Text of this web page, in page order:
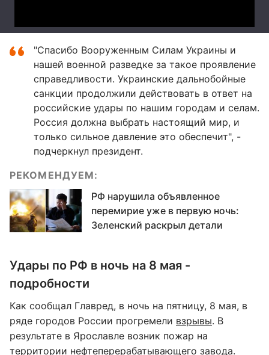
"Спасибо Вооруженным Силам Украины и
нашей военной разведке за такое проявление
справедливости. Украинские дальнобойные
санкции продолжили действовать в ответ на
российские удары по нашим городам и селам.
Россия должна выбрать настоящий мир, и
только сильное давление это обеспечит", -
подчеркнул президент.
РЕКОМЕНДУЕМ:
РФ нарушила объявленное
перемирие уже в первую ночь:
Зеленский раскрыл детали
Удары по РФ в ночь на 8 мая -
подробности
Как сообщал Главред, в ночь на пятницу, 8 мая, в
ряде городов России прогремели взрывы. В
результате в Ярославле возник пожар на
территории нефтеперерабатывающего завода.